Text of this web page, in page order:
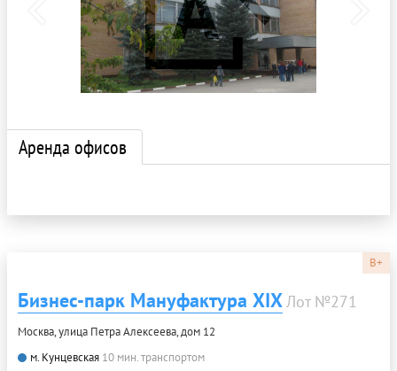
Аренда офисов
B+
Бизнес-парк Мануфактура XIXЛот №271
Москва, улица Петра Алексеева, дом 12
м. Кунцевская 10 мин. транспортом